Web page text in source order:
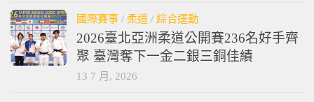
國際賽事/柔道/綜合運動
2026臺北亞洲柔道公開賽236名好手齊
聚 臺灣奪下一金二銀三銅佳績